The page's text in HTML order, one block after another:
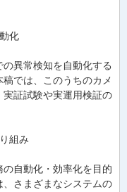
化
異常検知を自動化する
では、このうちのカメ
証試験や実運用検証の
組み
自動化・効率化を目的
さまざまなシステムの